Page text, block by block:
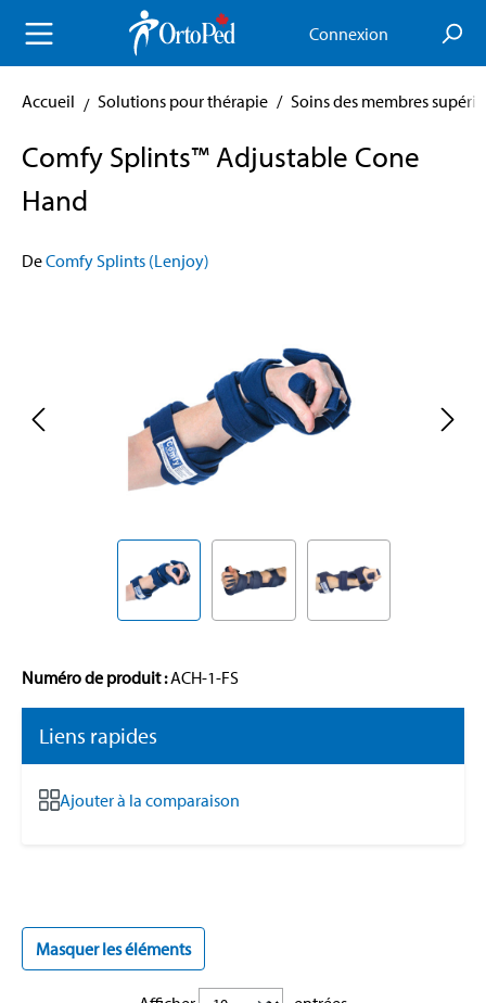
principal Connexion
Accueil Solutions pour thérapie / Soins des membres
Comfy Splints™ Adjustable Cone
Hand
DeComfy Splints (Lenjoy)
Numéro de produit :ACH-1-FS
Liens rapides
Ajouter à la comparaison
Masquer les éléments